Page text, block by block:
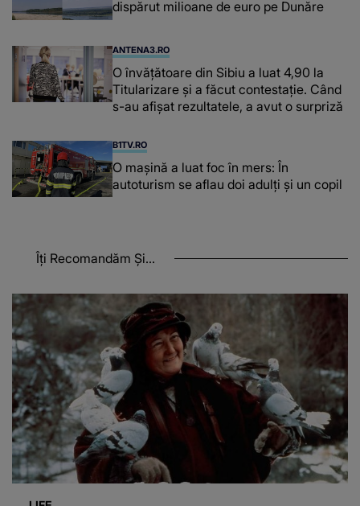
dispărut milioane de euro pe Dunăre
ANTENA3.RO
O învățătoare din Sibiu a luat 4,90 la
Titularizare și a făcut contestație. Când
s-au afișat rezultatele, a avut o surpriză
B1TV.RO
O maşină a luat foc în mers: În
autoturism se aflau doi adulți și un copil
Îți Recomandăm Și...